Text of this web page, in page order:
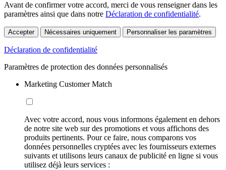
Avant de confirmer votre accord, merci de vous renseigner dans les
paramètres ainsi que dans notre Déclaration de confidentialité.
Accepter Nécessaires uniquement Personnaliser les paramètres
Déclaration de confidentialité
Paramètres de protection des données personnalisés
Marketing Customer Match
Avec votre accord, nous vous informons également en dehors
de notre site web sur des promotions et vous affichons des
produits pertinents. Pour ce faire, nous comparons vos
données personnelles cryptées avec les fournisseurs externes
suivants et utilisons leurs canaux de publicité en ligne si vous
utilisez déjà leurs services :